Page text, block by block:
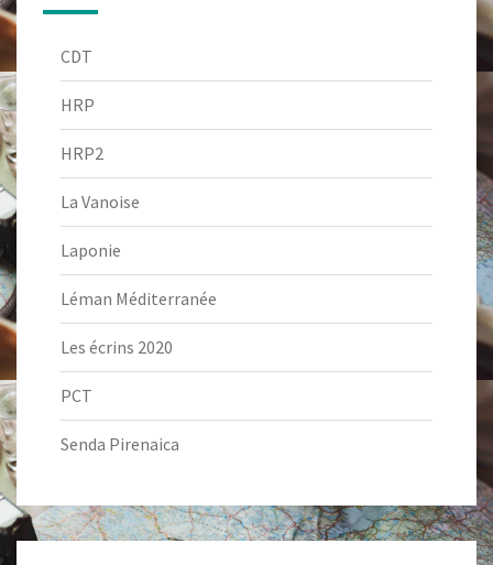
CDT
HRP
HRP2
La Vanoise
Laponie
Léman Méditerranée
Les écrins 2020
PCT
Senda Pirenaica